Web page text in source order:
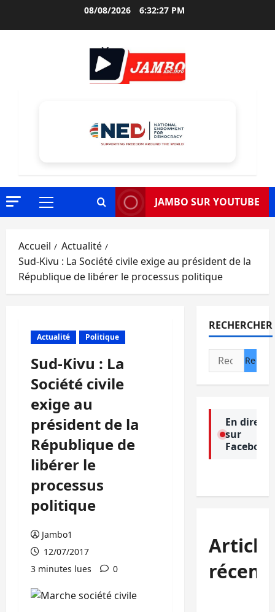
08/08/2026 6:32:29 PM
Menu
JAMBO SUR YOUTUBE
Accueil
Actualité
Sud-Kivu : La Société civile exige au président de la
République de libérer le processus politique
Actualité Politique
Sud-Kivu : La
Société civile
exige au
président de la
République de
libérer le
processus
politique
Jambo1
12/07/2017
3 minutes lues
0
RECHERCHER
Rechercher :
En direct
sur
Facebook